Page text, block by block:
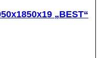
„BEST“